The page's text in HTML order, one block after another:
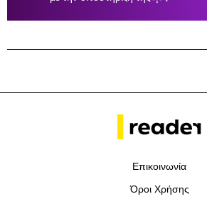
Επικοινωνία
Όροι Χρήσης